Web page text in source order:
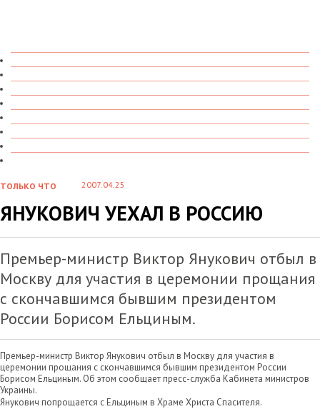
ТОЛЬКО ЧТО 2007.04.25
ЯНУКОВИЧ УЕХАЛ В РОССИЮ
Премьер-министр Виктор Янукович отбыл в
Москву для участия в церемонии прощания
с скончавшимся бывшим президентом
России Борисом Ельциным.
Премьер-министр Виктор Янукович отбыл в Москву для участия в
церемонии прощания с скончавшимся бывшим президентом России
Борисом Ельциным. Об этом сообщает пресс-служба Кабинета министров
Украины.
Янукович попрощается с Ельциным в Храме Христа Спасителя.